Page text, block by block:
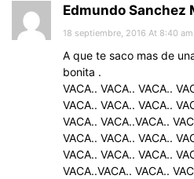
Edmundo Sanchez
18 septiembre, 2016 At 8:40 am
A que te saco mas de
bonita .
VACA.. VACA.. VACA..
VACA.. VACA.. VACA..
VACA.. VACA..VACA..
VACA.. VACA.. VACA..
VACA.. VACA.. VACA..
VACA..VACA.. VACA..